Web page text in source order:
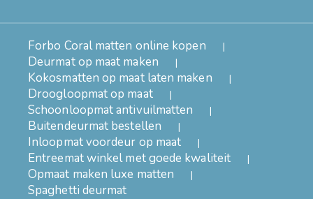
Forbo Coral matten online kopen
Deurmat op maat maken
Kokosmatten op maat laten maken
Droogloopmat op maat
Schoonloopmat antivuilmatten
Buitendeurmat bestellen
Inloopmat voordeur op maat
Entreemat winkel met goede kwaliteit
Opmaat maken luxe matten
Spaghetti deurmat